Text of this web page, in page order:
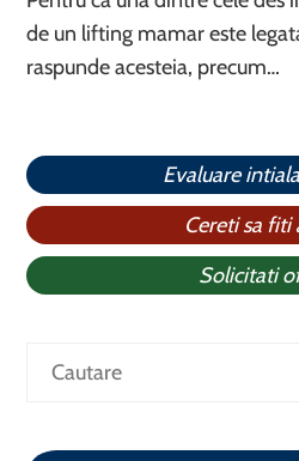
de un lifting mamar este
raspunde acesteia, precum…
Evaluare
Cereti sa fiti
Solicitati
Caută